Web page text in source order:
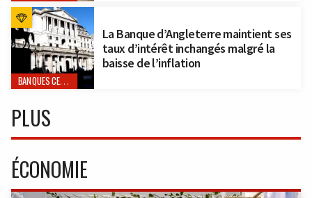
BANQUES CENTRALES
La Banque d’Angleterre maintient ses
taux d’intérêt inchangés malgré la
baisse de l’inflation
PLUS
ÉCONOMIE